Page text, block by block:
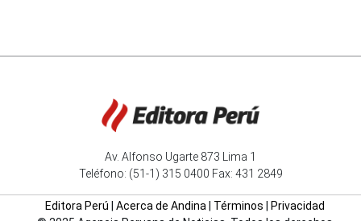
Av. Alfonso Ugarte 873 Lima 1
Teléfono: (51-1) 315 0400 Fax: 431 2849
Editora Perú Acerca de Andina Términos
Privacidad